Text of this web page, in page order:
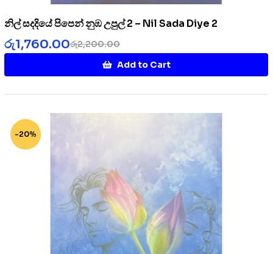
නිල් සදදියේ පිපෙන් නුඹ උපුල් 2 – Nil Sada Diye 2
රු2,200.00
රු1,760.00
Add to Cart
-20%